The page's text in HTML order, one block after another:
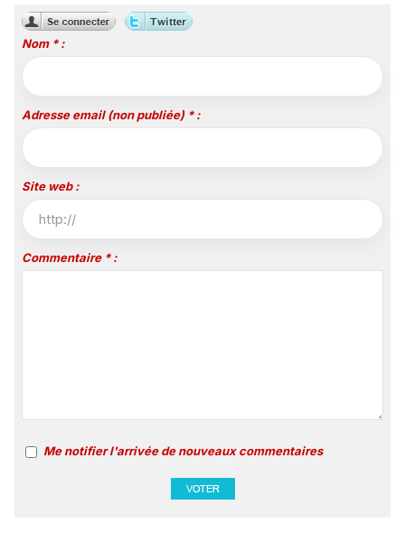
Nom * :
Adresse email (non publiée) * :
Site web :
Commentaire * :
Me notifier l'arrivée de nouveaux commentaires